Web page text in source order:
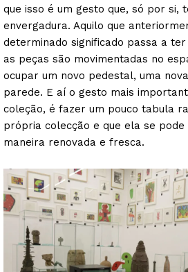
que isso é um gesto que, só por si,
envergadura. Aquilo que
determinado significado passa a
as peças são movimentadas no
ocupar um novo pedestal, uma
parede. E aí o gesto mais
coleção, é fazer um pouco tabula
própria colecção e que ela se
maneira renovada e fresca.